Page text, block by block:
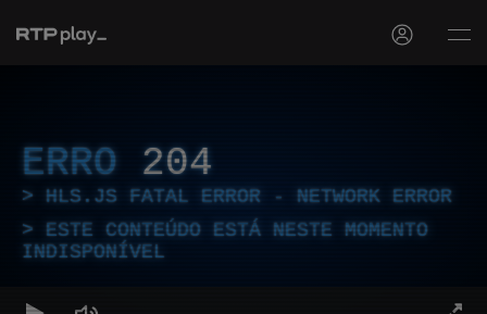
ERRO 204
HLS.JS FATAL ERROR - NETWORK ERROR
ESTE CONTEÚDO ESTÁ NESTE MOMENTO
INDISPONÍVEL